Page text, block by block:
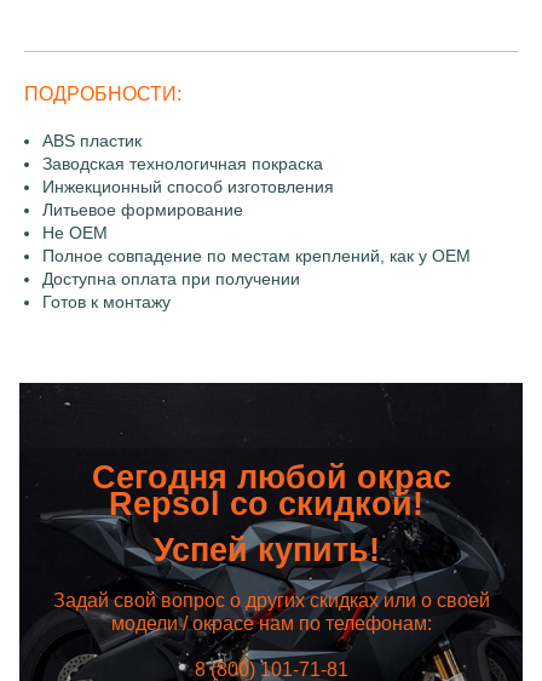
ПОДРОБНОСТИ:
ABS пластик
Заводская технологичная покраска
Инжекционный способ изготовления
Литьевое формирование
Не OEM
Полное совпадение по местам креплений, как у OEM
Доступна оплата при получении
Готов к монтажу
Сегодня любой окрас
Repsol со скидкой!
Успей купить!
Задай свой вопрос о других скидках или о своей
модели / окрасе нам по телефонам:
8 (800) 101-71-81